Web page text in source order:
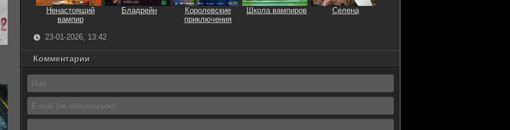
Ненастоящий
вампир
Бладрейн
Королевские
приключения
Школа вампиров Селена
23-01-2026, 13:42
Комментарии